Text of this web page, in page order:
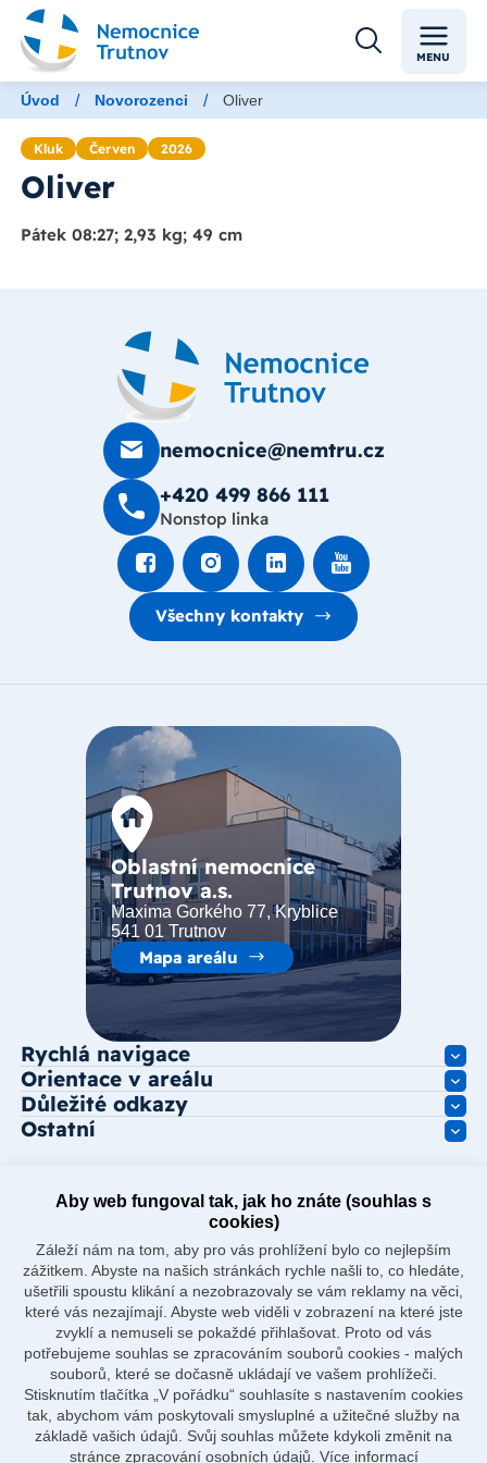
MENU
Úvod / Novorozenci / Oliver
Kluk Červen 2026
Oliver
Pátek 08:27; 2,93 kg; 49 cm
nemocnice@nemtru.cz
+420 499 8­66 111
Nonstop linka
Všechny kontakty
Oblastní nemocnice
Trutnov a.s.
Maxima Gorkého 77, Kryblice
541 01 Trutnov
Mapa areálu
Rychlá navigace
Orientace v areálu
Důležité odkazy
Ostatní
Aby web fungoval tak, jak ho znáte (souhlas s
cookies)
Záleží nám na tom, aby pro vás prohlížení bylo co nejlepším
zážitkem. Abyste na našich stránkách rychle našli to, co hledáte,
ušetřili spoustu klikání a nezobrazovaly se vám reklamy na věci,
které vás nezajímají. Abyste web viděli v zobrazení na které jste
zvyklí a nemuseli se pokaždé přihlašovat. Proto od vás
potřebujeme souhlas se zpracováním souborů cookies - malých
souborů, které se dočasně ukládají ve vašem prohlížeči.
Stisknutím tlačítka „V pořádku“ souhlasíte s nastavením cookies
tak, abychom vám poskytovali smysluplné a užitečné služby na
základě vašich údajů. Svůj souhlas můžete kdykoli změnit na
stránce zpracování osobních údajů. Více informací